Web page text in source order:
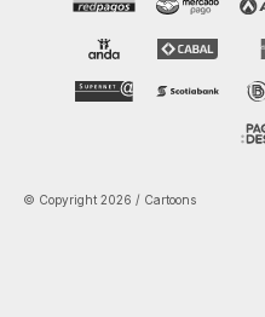
© Copyright 2026 / Cartoons